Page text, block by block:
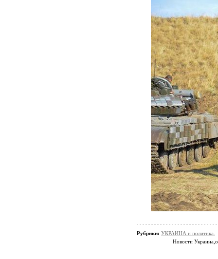
Рубрики: УКРАИНА и политика.
Новости